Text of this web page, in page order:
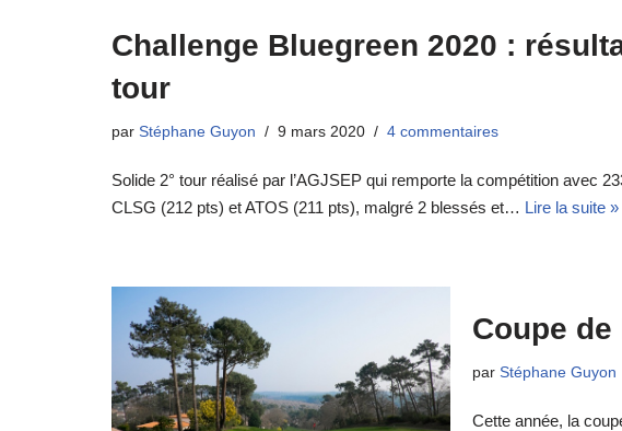
Challenge Bluegreen 2020 :
tour
par Stéphane Guyon 9 mars 2020 4 commentaires
Solide 2° tour réalisé par l’AGJSEP qui remporte la compétition avec
CLSG (212 pts) et ATOS (211 pts), malgré 2 blessés et… Lire la suite »
Coupe
parStéphane Guyon
Cette année, la